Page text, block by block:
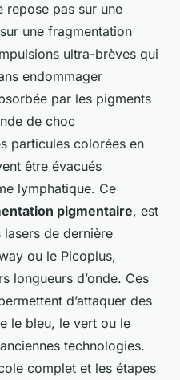
repose pas sur une
une fragmentation
ultra-brèves qui
endommager
par les pigments
de choc
particules colorées en
être évacués
lymphatique. Ce
pigmentaire, est
de dernière
ou le Picoplus,
longueurs d’onde. Ces
d’attaquer des
le bleu, le vert ou le
technologies.
complet et les étapes